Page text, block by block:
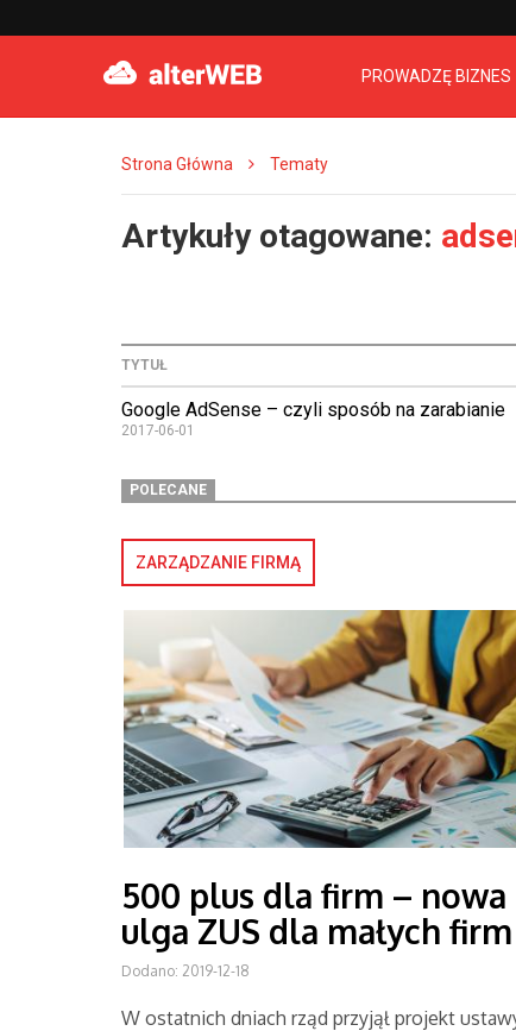
PROWADZĘ BIZNES
Strona Główna Tematy
Artykuły otagowane:
TYTUŁ
Google AdSense – czyli sposób na zarabianie
2017-06-01
POLECANE
ZARZĄDZANIE FIRMĄ
500 plus dla firm – nowa
ulga ZUS dla małych firm
Dodano: 2019-12-18
W ostatnich dniach rząd przyjął projekt